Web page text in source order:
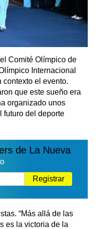
Comité Olímpico de
Internacional
contexto el evento.
que este sueño era
organizado unos
futuro del deporte
de La Nueva
Registrar
“Más allá de las
es la victoria de la